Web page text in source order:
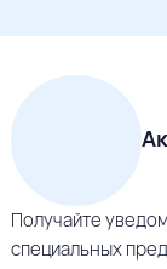
Получайте
специальных